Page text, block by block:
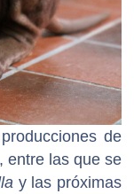
de
entre las que se
y las próximas